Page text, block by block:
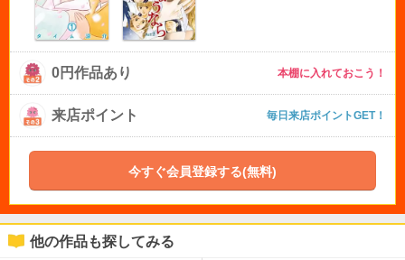
0円作品あり 本棚に入れておこう！
来店ポイント 毎日来店ポイントGET！
今すぐ会員登録する(無料)
他の作品も探してみる